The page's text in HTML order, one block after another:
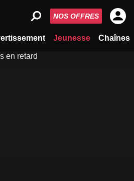
Jeunesse Chaînes
NOS OFFRES